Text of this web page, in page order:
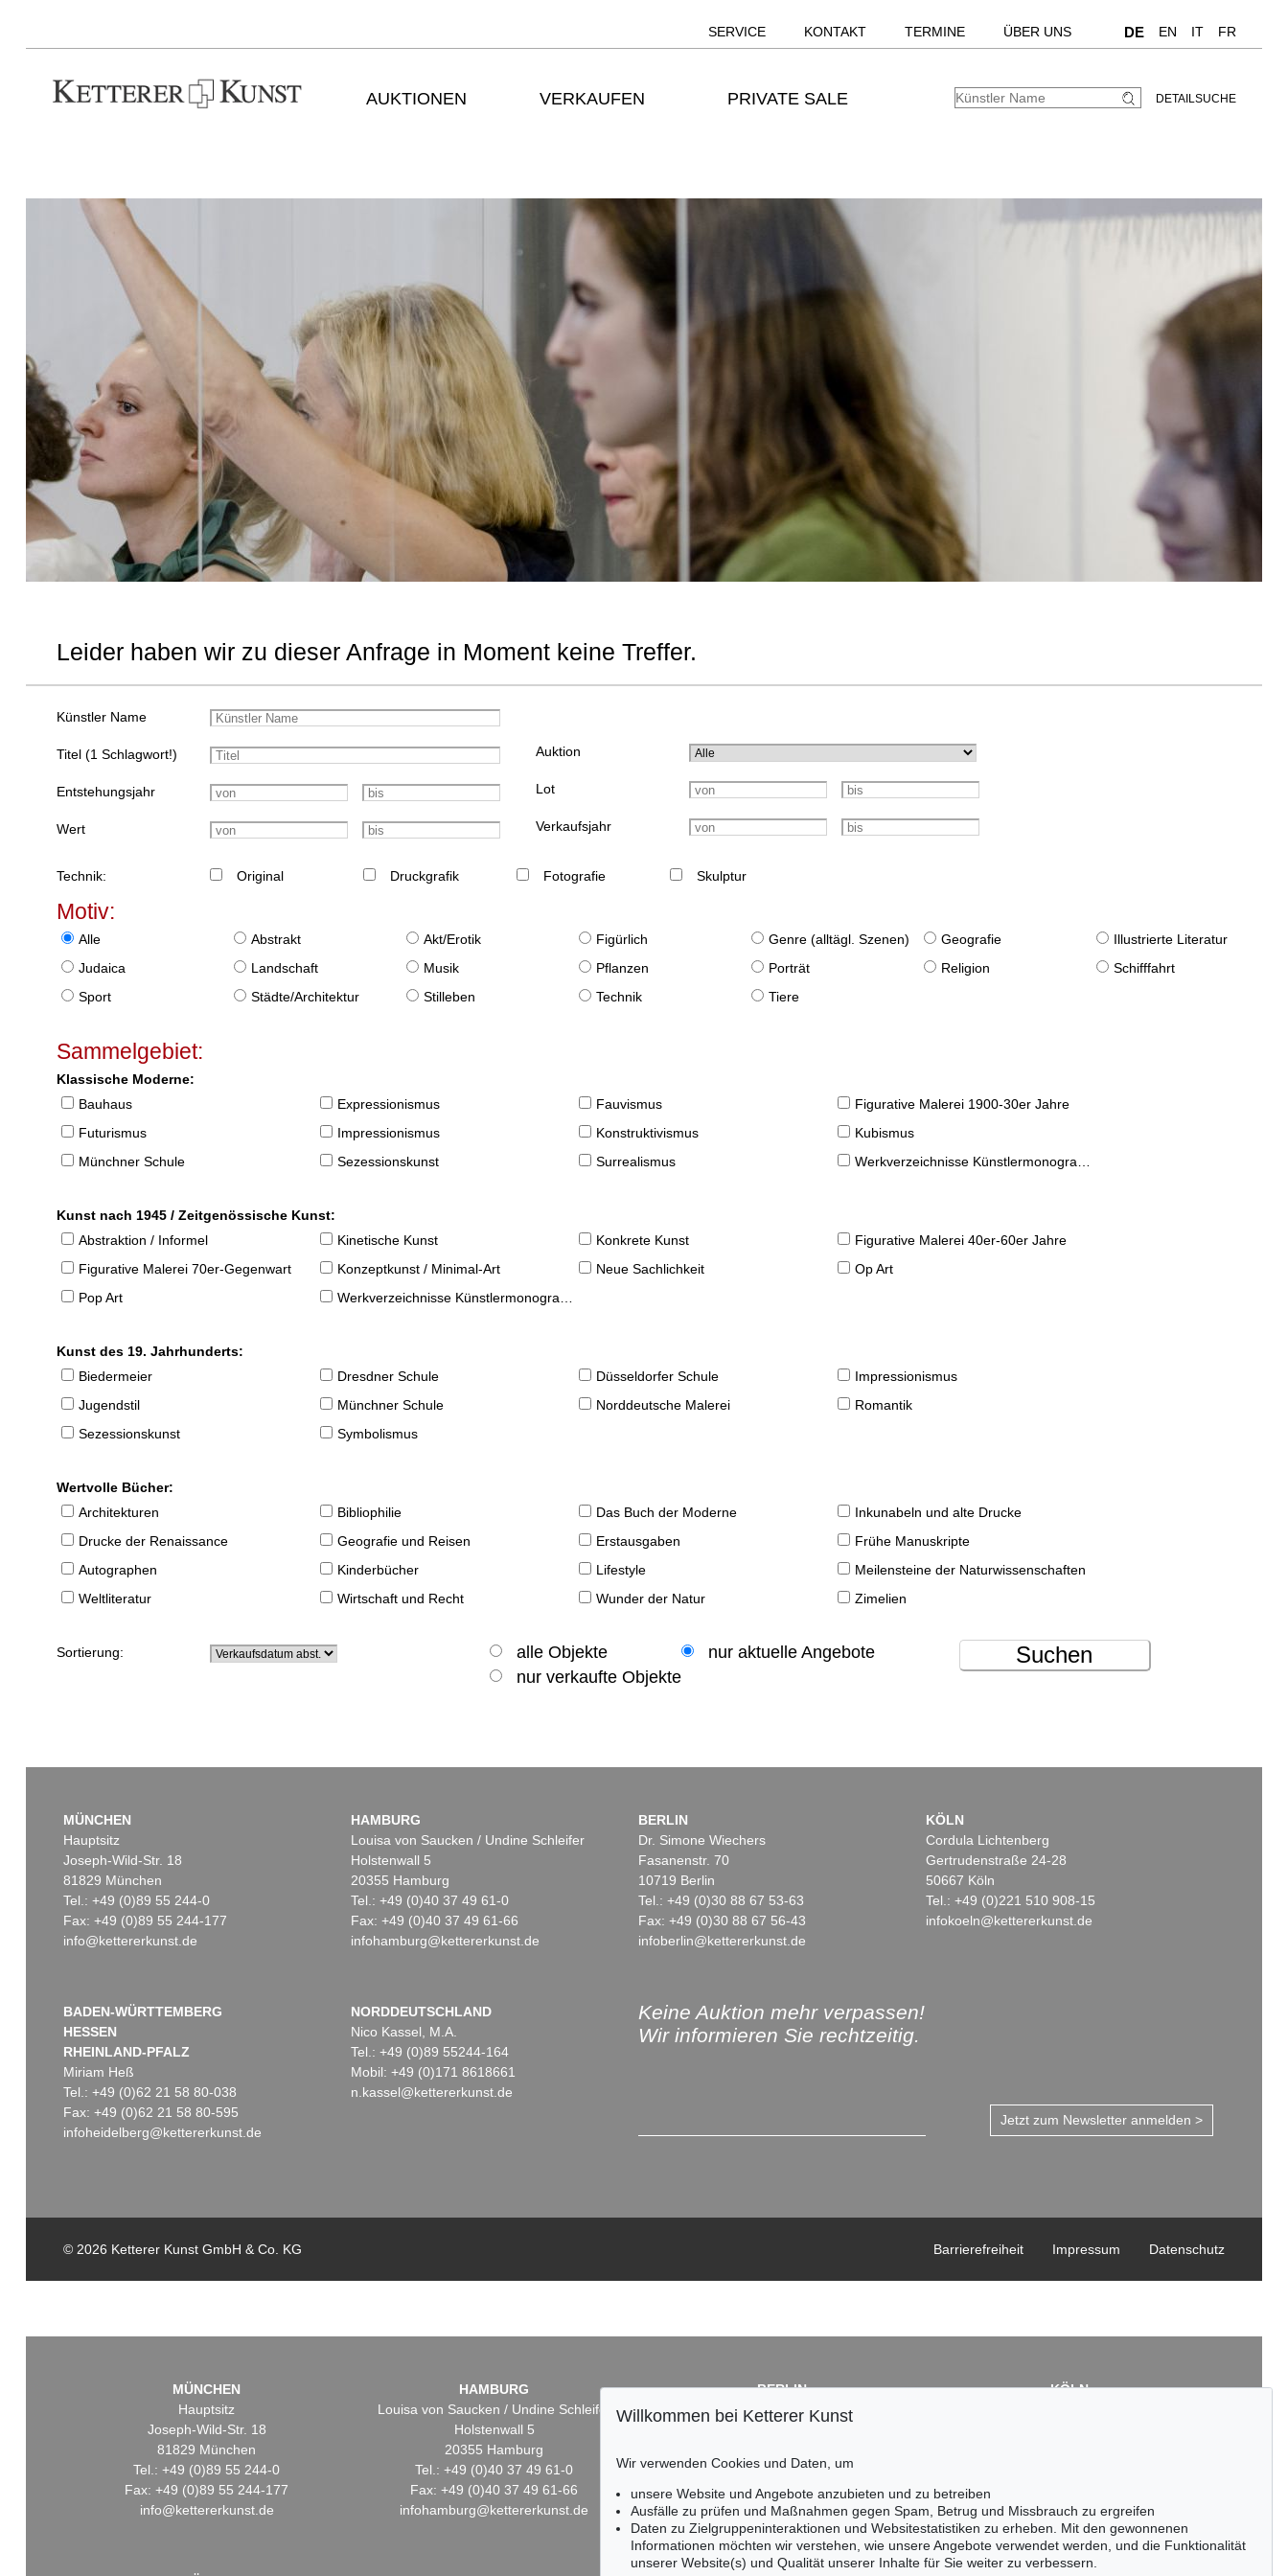
SERVICE KONTAKT TERMINE ÜBER UNS DE EN IT FR
AUKTIONEN VERKAUFEN PRIVATE SALE DETAILSUCHE
Leider haben wir zu dieser Anfrage in Moment keine Treffer.
Künstler Name
Titel (1 Schlagwort!)
Entstehungsjahr
Wert
Auktion
Lot
Verkaufsjahr
Technik: Original Druckgrafik Fotografie Skulptur
Motiv:
Alle Abstrakt Akt/Erotik Figürlich Genre (alltägl. Szenen) Geografie
Illustrierte Literatur
Judaica
Landschaft Musik Pflanzen Porträt Religion
Schifffahrt
Sport
Städte/Architektur Stilleben Technik Tiere
Sammelgebiet:
Klassische Moderne:
Bauhaus
Expressionismus Fauvismus
Figurative Malerei 1900-30er Jahre
Futurismus
Impressionismus Konstruktivismus
Kubismus
Münchner Schule
Sezessionskunst Surrealismus Werkverzeichnisse Künstlermonographien
Kunst nach 1945 / Zeitgenössische Kunst:
Abstraktion / Informel
Kinetische Kunst Konkrete Kunst
Figurative Malerei 40er-60er Jahre
Figurative Malerei 70er-Gegenwart
Konzeptkunst / Minimal-Art Neue Sachlichkeit
Op Art
Pop Art
Werkverzeichnisse Künstlermonographien
Kunst des 19. Jahrhunderts:
Biedermeier
Dresdner Schule Düsseldorfer Schule
Impressionismus
Jugendstil
Münchner Schule Norddeutsche Malerei
Romantik
Sezessionskunst
Symbolismus
Wertvolle Bücher:
Architekturen
Bibliophilie Das Buch der Moderne
Inkunabeln und alte Drucke
Drucke der Renaissance
Geografie und Reisen Erstausgaben
Frühe Manuskripte
Autographen
Kinderbücher Lifestyle
Meilensteine der Naturwissenschaften
Weltliteratur
Wirtschaft und Recht Wunder der Natur Zimelien
Sortierung: alle Objekte
nur aktuelle Angebote
nur verkaufte Objekte
Suchen
MÜNCHEN
Hauptsitz
Joseph-Wild-Str. 18
81829 München
Tel.: +49 (0)89 55 244-0
Fax: +49 (0)89 55 244-177
info@kettererkunst.de
HAMBURG
Louisa von Saucken / Undine Schleifer
Holstenwall 5
20355 Hamburg
Tel.: +49 (0)40 37 49 61-0
Fax: +49 (0)40 37 49 61-66
infohamburg@kettererkunst.de
BERLIN
Dr. Simone Wiechers
Fasanenstr. 70
10719 Berlin
Tel.: +49 (0)30 88 67 53-63
Fax: +49 (0)30 88 67 56-43
infoberlin@kettererkunst.de
KÖLN
Cordula Lichtenberg
Gertrudenstraße 24-28
50667 Köln
Tel.: +49 (0)221 510 908-15
infokoeln@kettererkunst.de
BADEN-WÜRTTEMBERG
HESSEN
RHEINLAND-PFALZ
Miriam Heß
Tel.: +49 (0)62 21 58 80-038
Fax: +49 (0)62 21 58 80-595
infoheidelberg@kettererkunst.de
NORDDEUTSCHLAND
Nico Kassel, M.A.
Tel.: +49 (0)89 55244-164
Mobil: +49 (0)171 8618661
n.kassel@kettererkunst.de
Keine Auktion mehr verpassen!
Wir informieren Sie rechtzeitig.
Jetzt zum Newsletter anmelden >
© 2026 Ketterer Kunst GmbH & Co. KG Datenschutz
Impressum
Barrierefreiheit
MÜNCHEN
Hauptsitz
Joseph-Wild-Str. 18
81829 München
Tel.: +49 (0)89 55 244-0
Fax: +49 (0)89 55 244-177
info@kettererkunst.de
HAMBURG
Louisa von Saucken / Undine Schleifer
Holstenwall 5
20355 Hamburg
Tel.: +49 (0)40 37 49 61-0
Fax: +49 (0)40 37 49 61-66
infohamburg@kettererkunst.de
BERLIN
Dr. Simone Wiechers
Tel.: +49 (0)30 88 67 53-63
Fax: +49 (0)30 88 67 56-43
infoberlin@kettererkunst.de
KÖLN
infokoeln@kettererkunst.de
Willkommen bei Ketterer Kunst
Wir verwenden Cookies und Daten, um
unsere Website und Angebote anzubieten und zu betreiben
Ausfälle zu prüfen und Maßnahmen gegen Spam, Betrug und Missbrauch zu ergreifen
Daten zu Zielgruppeninteraktionen und Websitestatistiken zu erheben. Mit den gewonnenen
Informationen möchten wir verstehen, wie unsere Angebote verwendet werden, und die Funktionalität
unserer Website(s) und Qualität unserer Inhalte für Sie weiter zu verbessern.